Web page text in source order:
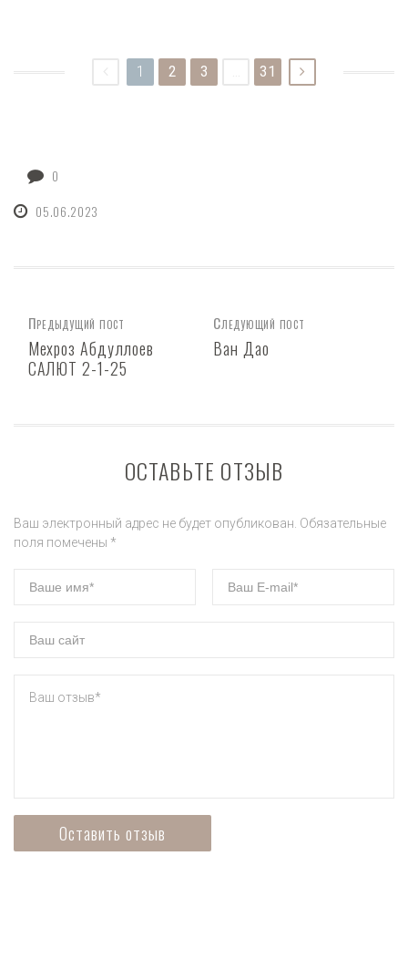
1 2 3 31
0
05.06.2023
Предыдущий пост
Мехроз Абдуллоев
САЛЮТ 2-1-25
Следующий пост
Ван Дао
ОСТАВЬТЕ ОТЗЫВ
Ваш электронный адрес не будет опубликован. Обязательные
поля помечены *